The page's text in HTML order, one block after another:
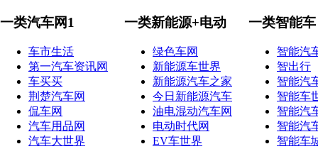
一类汽车网1
车市生活
第一汽车资讯网
车买买
荆楚汽车网
侃车网
汽车用品网
汽车大世界
一类新能源+电动
绿色车网
新能源车世界
新能源汽车之家
今日新能源汽车
油电混动汽车网
电动时代网
EV车世界
一类智能车
智能汽
智出行
智能汽
智能车
智能汽
智能汽
智能车